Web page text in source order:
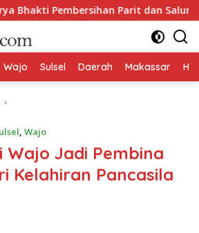
Parit dan Saluran Air
Wajo Sulsel Daerah Makassar
, Wajo
Wajo Jadi Pembina
Kelahiran Pancasila